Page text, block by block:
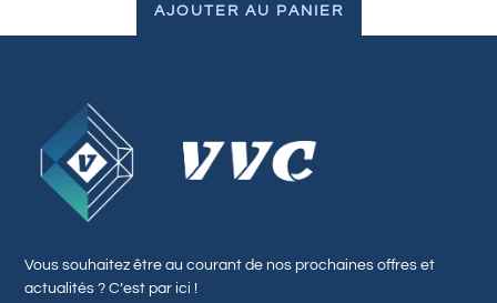
AJOUTER AU PANIER
Vous souhaitez être au courant de nos prochaines offres et
actualités ? C’est par ici !